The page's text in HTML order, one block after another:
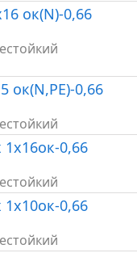
ок(N)-0,66
ок(N,PE)-0,66
1х16ок-0,66
1х10ок-0,66